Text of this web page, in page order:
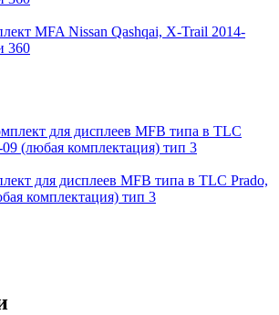
MFA Nissan Qashqai, X-Trail 2014-
360
для дисплеев MFB типа в TLC Prado,
комплектация) тип 3